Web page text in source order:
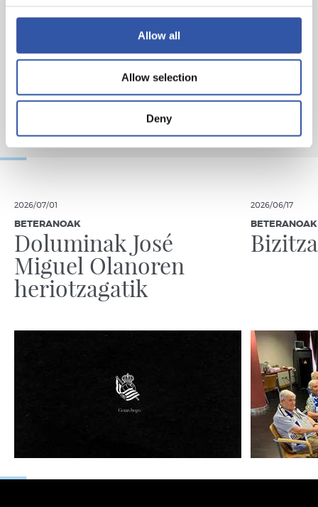
Allow all
Allow selection
Deny
2026/07/01
BETERANOAK
Doluminak José
Miguel Olanoren
heriotzagatik
2026/06/17
BETERANOAK